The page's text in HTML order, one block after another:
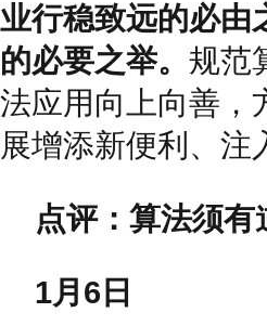
业行稳致远的必由
的必要之举。 规范
法应用向上向善，
展增添新便利、注
点评：算法须
1月6日